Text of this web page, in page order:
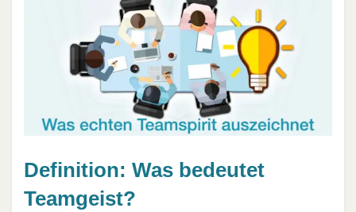
Definition: Was bedeutet
Teamgeist?